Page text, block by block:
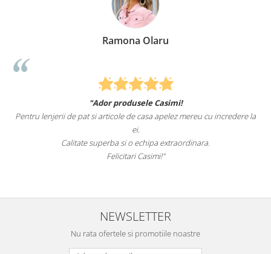
de casa apelez mereu cu incredere la
si o echipa extraordinara.
Felcitari oameni
sunteti cei mai buni. Nepotii
NEWSLETTER
Nu rata ofertele si promotiile noastre